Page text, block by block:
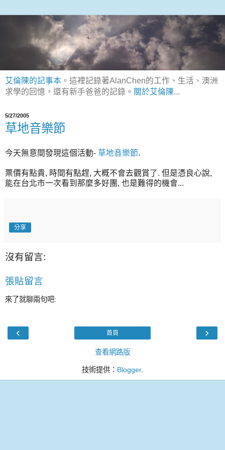
艾倫陳的記事本 。這裡記錄著AlanChen的工作、生活、澳洲
求學的回憶，還有新手爸爸的記錄。 關於艾倫陳...
5/27/2005
草地音樂節
今天無意間發現這個活動- 草地音樂節.
票價有點貴, 時間有點趕, 大概不會去觀賞了. 但是憑良心說,
能在台北市一次看到那麼多好團, 也是難得的機會...
分享
沒有留言:
張貼留言
來了就聊兩句吧:
‹ ›
首頁
查看網路版
技術提供： Blogger.